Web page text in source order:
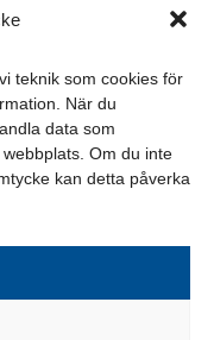
teknik som cookies för
När du
data som
Om du inte
kan detta påverka
MEDIER